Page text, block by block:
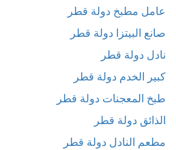
عامل مطبخ دولة قطر
صانع البيتزا دولة قطر
نادل دولة قطر
كبير الخدم دولة قطر
طبخ المعجنات دولة قطر
الذائق دولة قطر
مطعم النادل دولة قطر